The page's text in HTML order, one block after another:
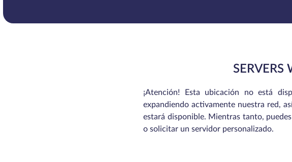
¡Atención! Esta ubicación no está
expandiendo activamente nuestra red,
estará disponible. Mientras tanto,
o solicitar un servidor personalizado.